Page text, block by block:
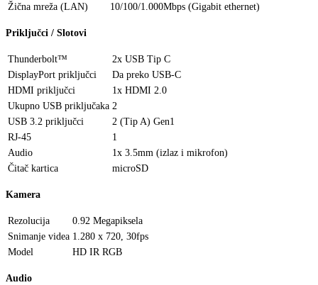
Žična mreža (LAN)
10/100/1.000Mbps (Gigabit ethernet)
Priključci / Slotovi
Thunderbolt™
2x USB Tip C
DisplayPort priključci
Da preko USB-C
HDMI priključci
1x HDMI 2.0
Ukupno USB priključaka 2
USB 3.2 priključci
2 (Tip A) Gen1
RJ-45
1
Audio
1x 3.5mm (izlaz i mikrofon)
Čitač kartica
microSD
Kamera
Rezolucija
0.92 Megapiksela
Snimanje videa 1.280 x 720, 30fps
Model
HD IR RGB
Audio